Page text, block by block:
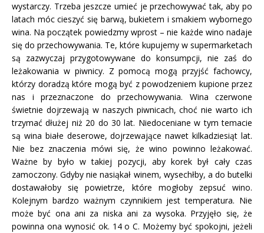
wystarczy. Trzeba jeszcze umieć je przechowywać tak, aby po
latach móc cieszyć się barwą, bukietem i smakiem wybornego
wina. Na początek powiedzmy wprost – nie każde wino nadaje
się do przechowywania. Te, które kupujemy w supermarketach
są zazwyczaj przygotowywane do konsumpcji, nie zaś do
leżakowania w piwnicy. Z pomocą mogą przyjść fachowcy,
którzy doradzą które mogą być z powodzeniem kupione przez
nas i przeznaczone do przechowywania. Wina czerwone
świetnie dojrzewają w naszych piwnicach, choć nie warto ich
trzymać dłużej niż 20 do 30 lat. Niedoceniane w tym temacie
są wina białe deserowe, dojrzewające nawet kilkadziesiąt lat.
Nie bez znaczenia mówi się, że wino powinno leżakować.
Ważne by było w takiej pozycji, aby korek był cały czas
zamoczony. Gdyby nie nasiąkał winem, wysechłby, a do butelki
dostawałoby się powietrze, które mogłoby zepsuć wino.
Kolejnym bardzo ważnym czynnikiem jest temperatura. Nie
może być ona ani za niska ani za wysoka. Przyjęło się, że
powinna ona wynosić ok. 14 o C. Możemy być spokojni, jeżeli